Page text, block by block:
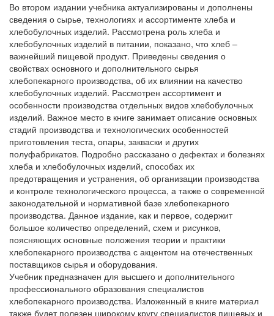
Во втором издании учебника актуализированы и дополнены
сведения о сырье, технологиях и ассортименте хлеба и
хлебобулочных изделий. Рассмотрена роль хлеба и
хлебобулочных изделий в питании, показано, что хлеб –
важнейший пищевой продукт. Приведены сведения о
свойствах основного и дополнительного сырья
хлебопекарного производства, об их влиянии на качество
хлебобулочных изделий. Рассмотрен ассортимент и
особенности производства отдельных видов хлебобулочных
изделий. Важное место в книге занимает описание основных
стадий производства и технологических особенностей
приготовления теста, опары, закваски и других
полуфабрикатов. Подробно рассказано о дефектах и болезнях
хлеба и хлебобулочных изделий, способах их
предотвращения и устранения, об организации производства
и контроле технологического процесса, а также о современной
законодательной и нормативной базе хлебопекарного
производства. Данное издание, как и первое, содержит
большое количество определений, схем и рисунков,
поясняющих основные положения теории и практики
хлебопекарного производства с акцентом на отечественных
поставщиков сырья и оборудования.
Учебник предназначен для высшего и дополнительного
профессионального образования специалистов
хлебопекарного производства. Изложенный в книге материал
также будет полезен широкому кругу специалистов пищевых и